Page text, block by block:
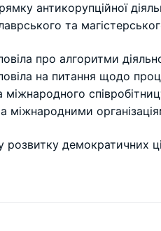
антикорупційної
та
про алгоритми
на питання щодо
міжнародного
демократичних